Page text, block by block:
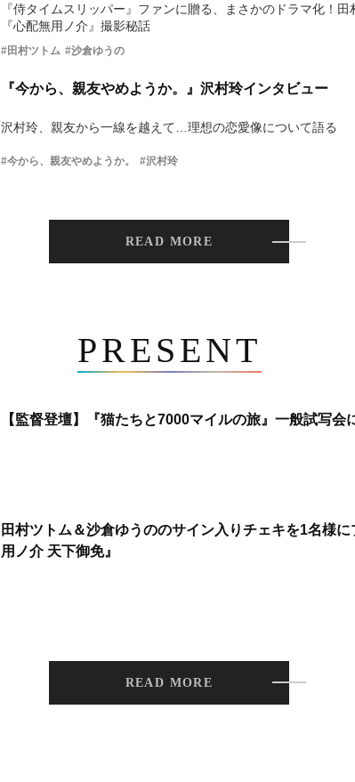
『侍タイムスリッパー』ファンに贈る、まさかのドラマ化！
『心配無用ノ介』撮影秘話
#田村ツトム #沙倉ゆうの
『今から、親友やめようか。』沢村玲インタビュー
沢村玲、親友から一線を越えて…理想の恋愛像について語る
#今から、親友やめようか。 #沢村玲
READ MORE
PRESENT
【監督登壇】『猫たちと7000マイルの旅』一般試写会
田村ツトム＆沙倉ゆうののサイン入りチェキを1名様
用ノ介 天下御免』
READ MORE